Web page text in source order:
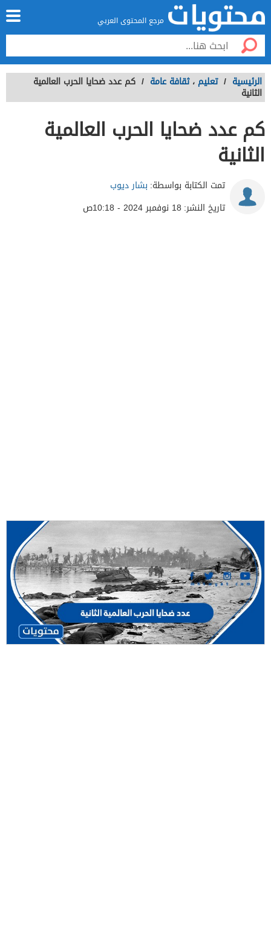
مرجع المحتوى العربي
الرئيسية / تعليم ، ثقافة عامة / كم عدد ضحايا الحرب العالمية
الثانية
كم عدد ضحايا الحرب العالمية
الثانية
تمت الكتابة بواسطة: بشار ديوب
تاريخ النشر: 18 نوفمبر 2024 - 10:18ص